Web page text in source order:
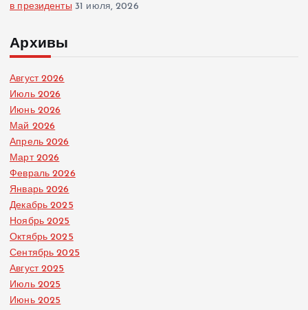
в президенты 31 июля, 2026
Архивы
Август 2026
Июль 2026
Июнь 2026
Май 2026
Апрель 2026
Март 2026
Февраль 2026
Январь 2026
Декабрь 2025
Ноябрь 2025
Октябрь 2025
Сентябрь 2025
Август 2025
Июль 2025
Июнь 2025